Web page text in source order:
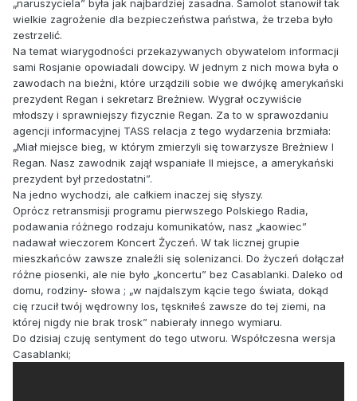
„naruszyciela” była jak najbardziej zasadna. Samolot stanowił tak
wielkie zagrożenie dla bezpieczeństwa państwa, że trzeba było
zestrzelić.
Na temat wiarygodności przekazywanych obywatelom informacji
sami Rosjanie opowiadali dowcipy. W jednym z nich mowa była o
zawodach na bieżni, które urządzili sobie we dwójkę amerykański
prezydent Regan i sekretarz Breżniew. Wygrał oczywiście
młodszy i sprawniejszy fizycznie Regan. Za to w sprawozdaniu
agencji informacyjnej TASS relacja z tego wydarzenia brzmiała:
„Miał miejsce bieg, w którym zmierzyli się towarzysze Breżniew I
Regan. Nasz zawodnik zajął wspaniałe II miejsce, a amerykański
prezydent był przedostatni”.
Na jedno wychodzi, ale całkiem inaczej się słyszy.
Oprócz retransmisji programu pierwszego Polskiego Radia,
podawania różnego rodzaju komunikatów, nasz „kaowiec”
nadawał wieczorem Koncert Życzeń. W tak licznej grupie
mieszkańców zawsze znaleźli się solenizanci. Do życzeń dołączał
różne piosenki, ale nie było „koncertu” bez Casablanki. Daleko od
domu, rodziny- słowa ; „w najdalszym kącie tego świata, dokąd
cię rzucił twój wędrowny los, tęskniłeś zawsze do tej ziemi, na
której nigdy nie brak trosk” nabierały innego wymiaru.
Do dzisiaj czuję sentyment do tego utworu. Współczesna wersja
Casablanki;